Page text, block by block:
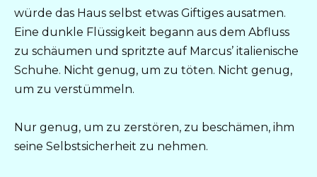
würde das Haus selbst etwas Giftiges ausatmen.
Eine dunkle Flüssigkeit begann aus dem Abfluss
zu schäumen und spritzte auf Marcus’ italienische
Schuhe. Nicht genug, um zu töten. Nicht genug,
um zu verstümmeln.
Nur genug, um zu zerstören, zu beschämen, ihm
seine Selbstsicherheit zu nehmen.